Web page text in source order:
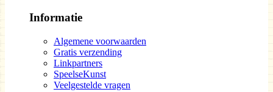
Informatie
Algemene voorwaarden
Gratis verzending
Linkpartners
SpeelseKunst
Veelgestelde vragen